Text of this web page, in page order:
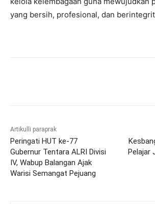
yang bersih, profesional, dan
Artikulli paraprak
Peringati HUT ke-77
Gubernur Tentara ALRI Divisi
IV, Wabup Balangan Ajak
Warisi Semangat Pejuang
Pelajar